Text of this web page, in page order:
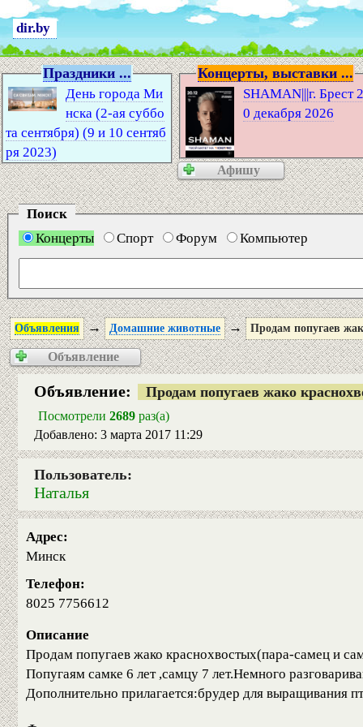
dir.by
Праздники ...
День города Ми
нска (2-ая суббо
та сентября) (9 и 10 сентяб
ря 2023)
Концерты, выставки ...
SHAMAN|||г. Брест
0 декабря 2026
Афишу
Поиск
Концерты
Спорт Форум Компьютер
Объявления → Домашние животные → Продам попугаев
Объявление
Объявление: Продам попугаев жако
Посмотрели 2689 раз(а)
Добавлено: 3 марта 2017 11:29
Пользователь:
Наталья
Адрес:
Минск
Телефон:
8025 7756612
Описание
Продам попугаев жако краснохвостых(пара-самец и
Попугаям самке 6 лет ,самцу 7 лет.Немного
Дополнительно прилагается:брудер для выращивания